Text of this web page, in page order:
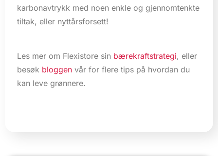
karbonavtrykk med noen enkle og gjennomtenkte
tiltak, eller nyttårsforsett!
Les mer om Flexistore sin bærekraftstrategi, eller
besøk bloggen vår for flere tips på hvordan du
kan leve grønnere.